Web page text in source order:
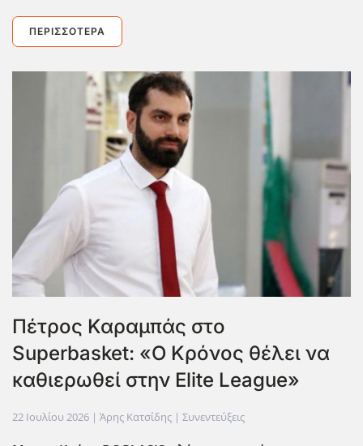
ΠΕΡΙΣΣΌΤΕΡΑ
Πέτρος Καραμπάς στο
Superbasket: «Ο Κρόνος θέλει να
καθιερωθεί στην Elite League»
22 Ιουλίου 2026 | Άρης Κατσίδης | Συνεντεύξεις